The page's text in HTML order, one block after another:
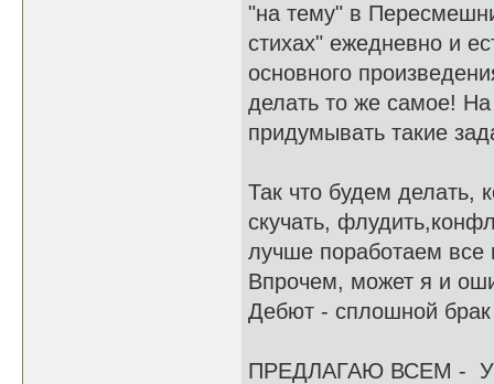
"на тему" в
стихах" ежедневно и
основного
делать то же самое! На
придумывать такие
Так что будем делать,
скучать,
лучше поработаем все
Впрочем, может я и
Дебют - сплошной
ПРЕДЛАГАЮ ВСЕМ -